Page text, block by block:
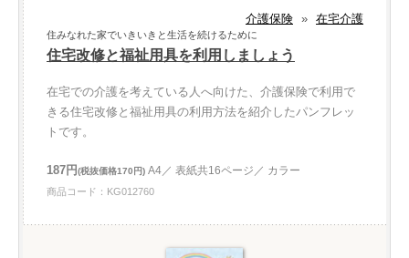
介護保険 » 在宅介護
住みなれた家でいきいきと生活を続けるために
住宅改修と福祉用具を利用しましょう
在宅での介護を考えている人へ向けた、介護保険で利用で
きる住宅改修と福祉用具の利用方法を紹介したパンフレッ
トです。
187円(税抜価格170円) A4／ 表紙共16ページ／ カラー
商品コード：KG012760